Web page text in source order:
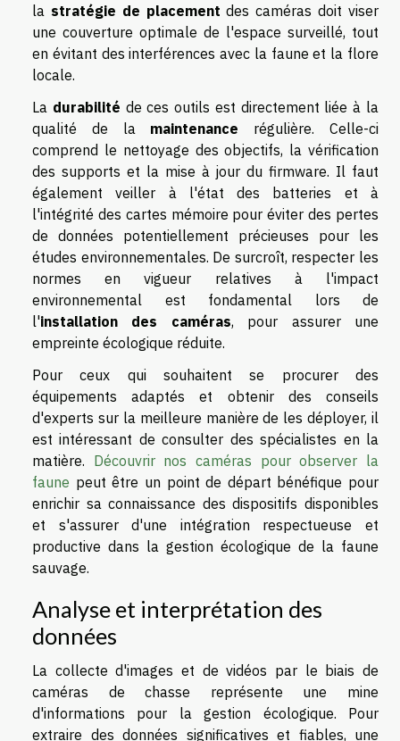
la stratégie de placement des caméras doit viser
une couverture optimale de l'espace surveillé, tout
en évitant des interférences avec la faune et la flore
locale.
La durabilité de ces outils est directement liée à la
qualité de la maintenance régulière. Celle-ci
comprend le nettoyage des objectifs, la vérification
des supports et la mise à jour du firmware. Il faut
également veiller à l'état des batteries et à
l'intégrité des cartes mémoire pour éviter des pertes
de données potentiellement précieuses pour les
études environnementales. De surcroît, respecter les
normes en vigueur relatives à l'impact
environnemental est fondamental lors de
l'installation des caméras, pour assurer une
empreinte écologique réduite.
Pour ceux qui souhaitent se procurer des
équipements adaptés et obtenir des conseils
d'experts sur la meilleure manière de les déployer, il
est intéressant de consulter des spécialistes en la
matière. Découvrir nos caméras pour observer la
faune peut être un point de départ bénéfique pour
enrichir sa connaissance des dispositifs disponibles
et s'assurer d'une intégration respectueuse et
productive dans la gestion écologique de la faune
sauvage.
Analyse et interprétation des
données
La collecte d'images et de vidéos par le biais de
caméras de chasse représente une mine
d'informations pour la gestion écologique. Pour
extraire des données significatives et fiables, une